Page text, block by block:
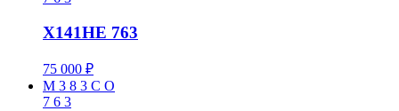
X141HE 763
75 000 ₽
M 3 8 3 C O
7 6 3